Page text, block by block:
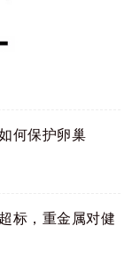
何保护卵巢
标，重金属对健